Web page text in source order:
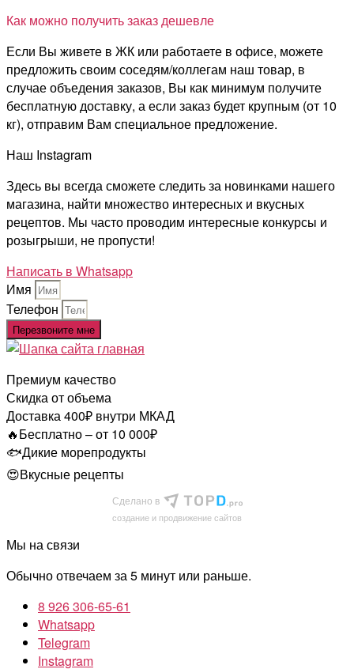
Как можно получить заказ дешевле
Если Вы живете в ЖК или работаете в офисе, можете
предложить своим соседям/коллегам наш товар, в
случае объедения заказов, Вы как минимум получите
бесплатную доставку, а если заказ будет крупным (от 10
кг), отправим Вам специальное предложение.
Наш Instagram
Здесь вы всегда сможете следить за новинками нашего
магазина, найти множество интересных и вкусных
рецептов. Мы часто проводим интересные конкурсы и
розыгрыши, не пропусти!
Напиcать в Whatsapp
Имя
Телефон
Перезвоните мне
Премиум качество
Скидка от объема
Доставка 400₽ внутри МКАД
🔥Бесплатно – от 10 000₽
🐟Дикие морепродукты
😍Вкусные рецепты
Сделано в
cоздание и продвижение сайтов
Мы на связи
Обычно отвечаем за 5 минут или раньше.
8 926 306-65-61
Whatsapp
Telegram
Instagram